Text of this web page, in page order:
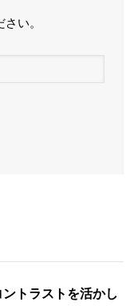
い。
ントラストを活かし